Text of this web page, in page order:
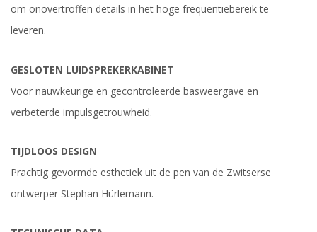
om onovertroffen details in het hoge frequentiebereik te
leveren.
GESLOTEN LUIDSPREKERKABINET
Voor nauwkeurige en gecontroleerde basweergave en
verbeterde impulsgetrouwheid.
TIJDLOOS DESIGN
Prachtig gevormde esthetiek uit de pen van de Zwitserse
ontwerper Stephan Hürlemann.